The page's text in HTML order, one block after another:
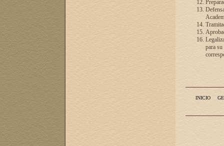
para
INICIO